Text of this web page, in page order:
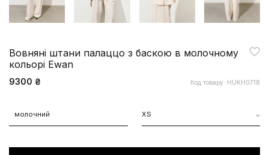
Вовняні штани палаццо з баскою в молочному
кольорі Ewan
9300 ₴ Код товару: HUKH0718
молочний XS